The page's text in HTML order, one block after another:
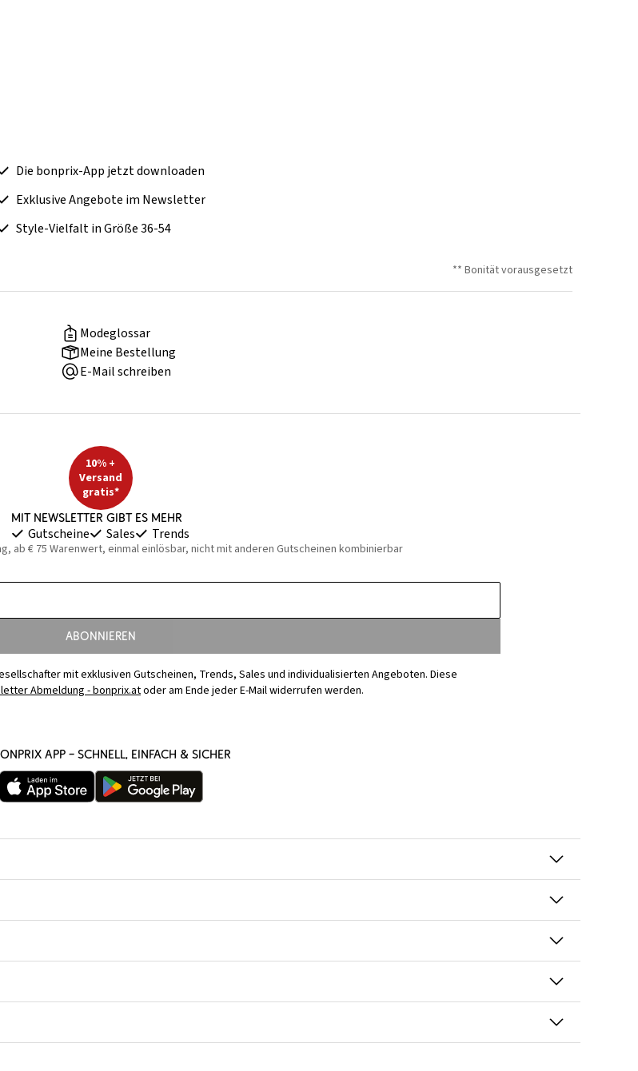
Die bonprix-App jetzt downloaden
Exklusive Angebote im Newsletter
Style-Vielfalt in Größe 36-54
** Bonität vorausgesetzt
Modeglossar
Meine Bestellung
E-Mail schreiben
10% +
Versand
gratis*
Mit Newsletter gibt es mehr
Gutscheine Sales Trends
ab € 75 Warenwert, einmal einlösbar, nicht mit anderen Gutscheinen kombinierbar
Abonnieren
mit exklusiven Gutscheinen, Trends, Sales und individualisierten Angeboten. Diese
Abmeldung - bonprix.atoder am Ende jeder E-Mail widerrufen werden.
App – schnell, einfach & sicher